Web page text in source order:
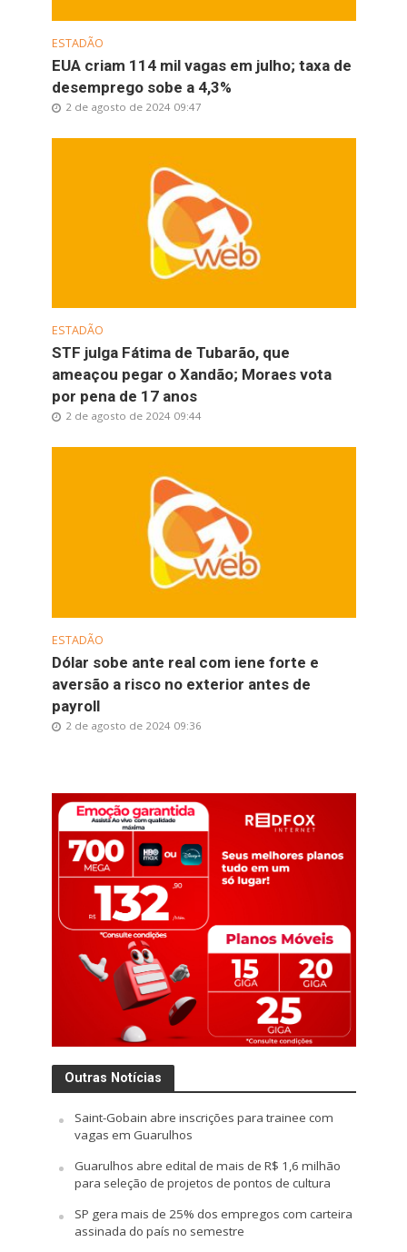
ESTADÃO
EUA criam 114 mil vagas em julho; taxa de
desemprego sobe a 4,3%
2 de agosto de 2024 09:47
ESTADÃO
STF julga Fátima de Tubarão, que
ameaçou pegar o Xandão; Moraes vota
por pena de 17 anos
2 de agosto de 2024 09:44
ESTADÃO
Dólar sobe ante real com iene forte e
aversão a risco no exterior antes de
payroll
2 de agosto de 2024 09:36
Outras Notícias
Saint-Gobain abre inscrições para trainee com
vagas em Guarulhos
Guarulhos abre edital de mais de R$ 1,6 milhão
para seleção de projetos de pontos de cultura
SP gera mais de 25% dos empregos com carteira
assinada do país no semestre